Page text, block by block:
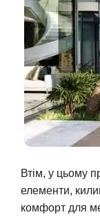
Втім, у цьому
елементи,
комфорт для